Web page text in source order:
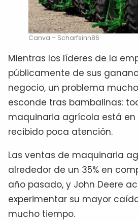
Canva – Scharfsinn86
Mientras los líderes de la
públicamente de sus
negocio, un problema
esconde tras bambalinas:
maquinaria agrícola está en
recibido poca atención.
Las ventas de maquinaria
alrededor de un 35% en
año pasado, y John Deere
experimentar su mayor
mucho tiempo.